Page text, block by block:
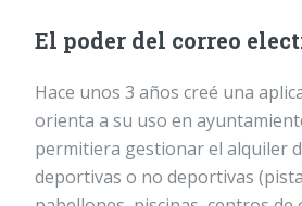
El poder del correo
Hace unos 3 años creé una
orienta a su uso en
permitiera gestionar el alquiler
deportivas o no deportivas